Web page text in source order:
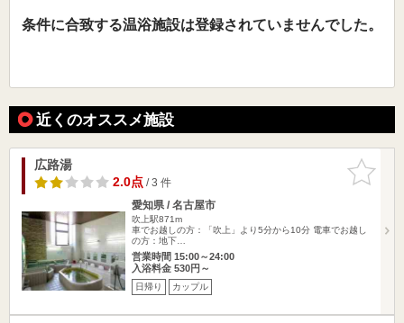
条件に合致する温浴施設は登録されていませんでした。
近くのオススメ施設
お気に入
りに追加
広路湯
2.0点/ 3 件
愛知県 / 名古屋市
吹上駅871m
車でお越しの方：「吹上」より5分から10分 電車でお越し
の方：地下…
営業時間 15:00～24:00
入浴料金 530円～
日帰り カップル